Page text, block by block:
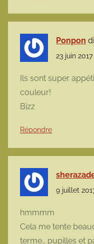
Ponpon
23 juin
Ils sont super
couleur!
Bizz
Répondre
9 juillet
hmmmm
Cela me tente
terme… pupilles et